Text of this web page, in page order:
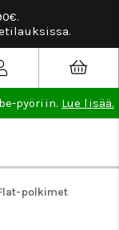
pyöriin. Lue lisää.
polkimet